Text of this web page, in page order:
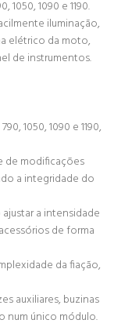
1090 e 1190.
iluminação,
elétrico da moto,
de instrumentos.
1050, 1090 e 1190,
de modificações
a integridade do
a intensidade
de forma
da fiação,
auxiliares, buzinas
num único módulo.